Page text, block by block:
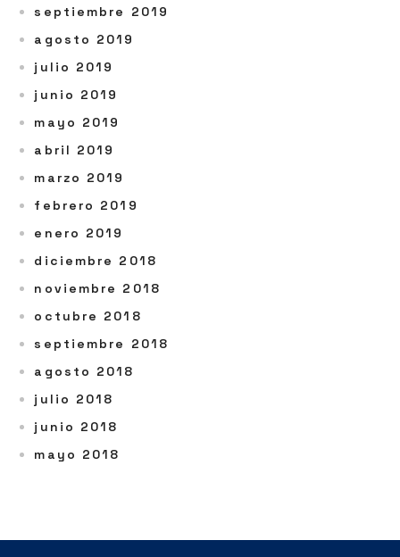
septiembre 2019
agosto 2019
julio 2019
junio 2019
mayo 2019
abril 2019
marzo 2019
febrero 2019
enero 2019
diciembre 2018
noviembre 2018
octubre 2018
septiembre 2018
agosto 2018
julio 2018
junio 2018
mayo 2018